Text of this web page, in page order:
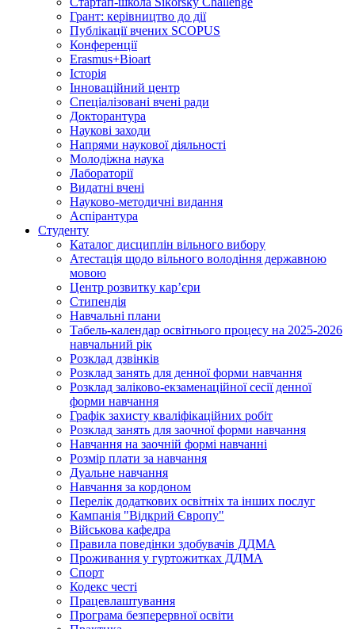
Грант: керівництво до дії
Публікації вчених SCOPUS
Конференції
Erasmus+Bioart
Історія
Інноваційний центр
Спеціалізовані вчені ради
Докторантура
Наукові заходи
Напрями наукової діяльності
Молодіжна наука
Лабораторії
Видатні вчені
Науково-методичні видання
Аспірантура
Студенту
Каталог дисциплін вільного вибору
Атестація щодо вільного володіння державною
мовою
Центр розвитку кар’єри
Стипендія
Навчальні плани
Табель-календар освітнього процесу на 2025-2026
навчальний рік
Розклад дзвінків
Розклад занять для денної форми навчання
Розклад заліково-екзаменаційної сесії денної
форми навчання
Графік захисту кваліфікаційних робіт
Розклад занять для заочної форми навчання
Навчання на заочній формі навчанні
Розмір плати за навчання
Дуальне навчання
Навчання за кордоном
Перелік додаткових освітніх та інших послуг
Кампанія "Відкрий Європу"
Військова кафедра
Правила поведінки здобувачів ДДМА
Проживання у гуртожитках ДДМА
Спорт
Кодекс честі
Працевлаштування
Програма безперервної освіти